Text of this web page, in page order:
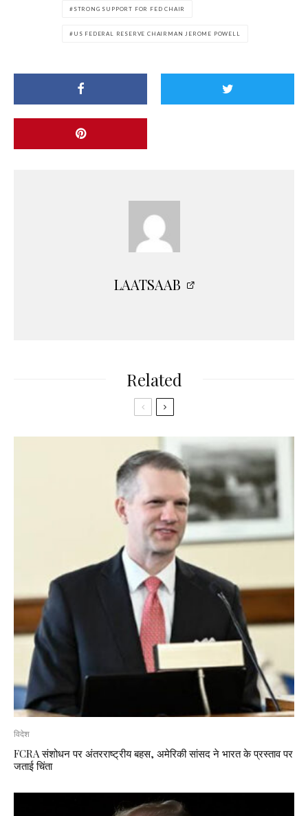
STRONG SUPPORT FOR FED CHAIR
US FEDERAL RESERVE CHAIRMAN JEROME POWELL
LAATSAAB
Related
विदेश
FCRA संशोधन पर अंतरराष्ट्रीय बहस, अमेरिकी सांसद ने भारत के प्रस्ताव पर
जताई चिंता